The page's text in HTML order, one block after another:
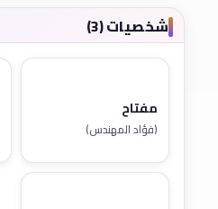
شخصيات (3)
مفتاح
(فؤاد المهندس)